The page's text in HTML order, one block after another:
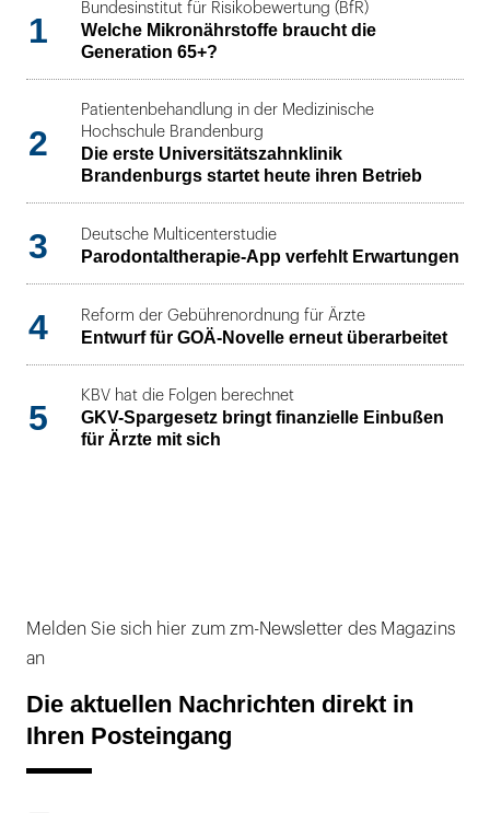
1
Bundesinstitut für Risikobewertung (BfR)
Welche Mikronährstoffe braucht die
Generation 65+?
2
Patientenbehandlung in der Medizinische
Hochschule Brandenburg
Die erste Universitätszahnklinik
Brandenburgs startet heute ihren Betrieb
3 Deutsche Multicenterstudie
Parodontaltherapie-App verfehlt Erwartungen
4 Reform der Gebührenordnung für Ärzte
Entwurf für GOÄ-Novelle erneut überarbeitet
5
KBV hat die Folgen berechnet
GKV-Spargesetz bringt finanzielle Einbußen
für Ärzte mit sich
Melden Sie sich hier zum zm-Newsletter des Magazins
an
Die aktuellen Nachrichten direkt in
Ihren Posteingang